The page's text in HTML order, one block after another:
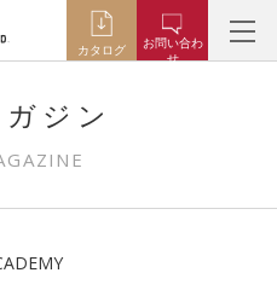
カタログ
お問い合わ
せ
ジン